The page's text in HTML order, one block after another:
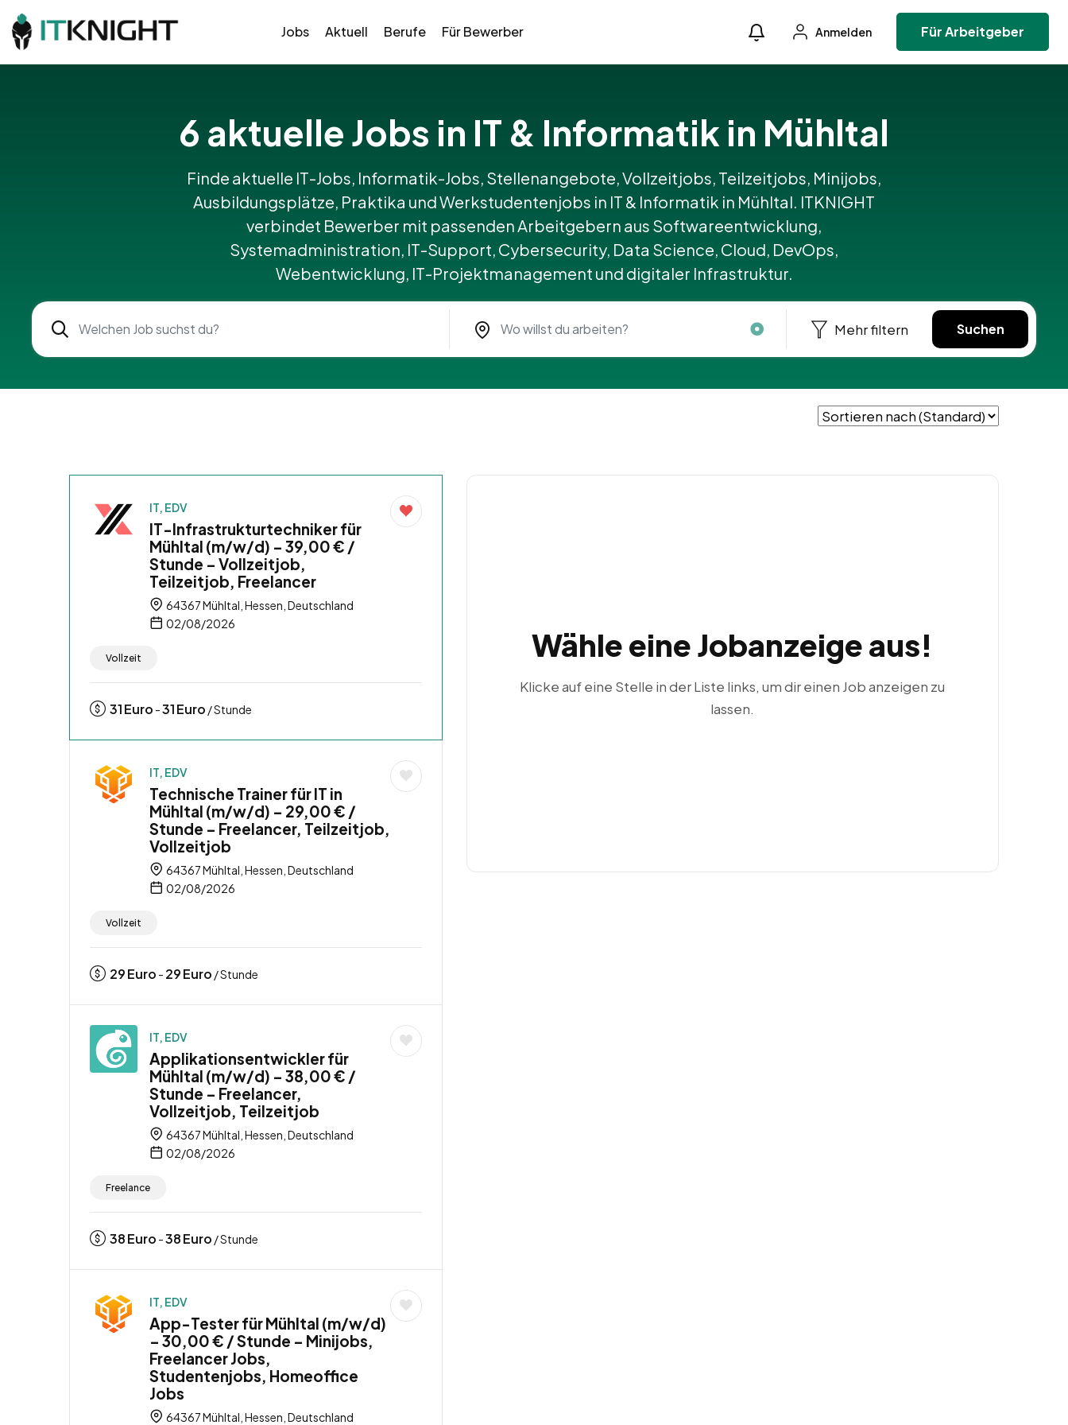
Jobs Aktuell Berufe Für Bewerber Anmelden Für Arbeitgeber
6 aktuelle Jobs in IT & Informatik in Mühltal
Finde aktuelle IT-Jobs, Informatik-Jobs, Stellenangebote, Vollzeitjobs, Teilzeitjobs, Minijobs,
Ausbildungsplätze, Praktika und Werkstudentenjobs in IT & Informatik in Mühltal. ITKNIGHT
verbindet Bewerber mit passenden Arbeitgebern aus Softwareentwicklung,
Systemadministration, IT-Support, Cybersecurity, Data Science, Cloud, DevOps,
Webentwicklung, IT-Projektmanagement und digitaler Infrastruktur.
Mehr filtern Suchen
IT, EDV
IT-Infrastrukturtechniker für
Mühltal (m/w/d) – 39,00 € /
Stunde – Vollzeitjob,
Teilzeitjob, Freelancer
64367 Mühltal, Hessen, Deutschland
02/08/2026
Vollzeit
31Euro -31Euro / Stunde
IT, EDV
Technische Trainer für IT in
Mühltal (m/w/d) – 29,00 € /
Stunde – Freelancer, Teilzeitjob,
Vollzeitjob
64367 Mühltal, Hessen, Deutschland
02/08/2026
Vollzeit
29Euro - 29Euro / Stunde
IT, EDV
Applikationsentwickler für
Mühltal (m/w/d) – 38,00 € /
Stunde – Freelancer,
Vollzeitjob, Teilzeitjob
64367 Mühltal, Hessen, Deutschland
02/08/2026
Freelance
38Euro -38Euro / Stunde
IT, EDV
App-Tester für Mühltal (m/w/d)
– 30,00 € / Stunde – Minijobs,
Freelancer Jobs,
Studentenjobs, Homeoffice
Jobs
64367 Mühltal, Hessen, Deutschland
Wähle eine Jobanzeige aus!
Klicke auf eine Stelle in der Liste links, um dir einen Job anzeigen zu
lassen.